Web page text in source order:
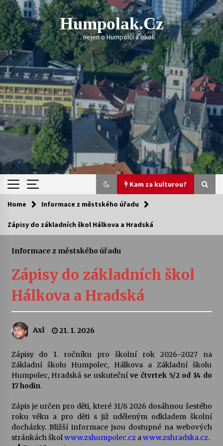
Skip
to
content
Humpolak.cz
. . . . . nejen o Humpolci a okolí
Kam za kulturou?
Kam za kulturou?
Sukuba Ensemble
kapkou
Veselí muzikanti
Pozvánka na integrační festival Quijotova
Letní koncerty ve Stromovce: Kolchoz a
Jenakaši
28. 7. 2026
Home Informace z městského úřadu
Zápisy do základních škol Hálkova a Hradská
Informace z městského úřadu
Zápisy do základních škol
Hálkova a Hradská
Axl 21. 1. 2026
Zápisy do 1. ročníku pro školní rok 2026–2027 na
Základní školu Humpolec, Hálkova a Základní školu
Humpolec, Hradská se uskutečníve čtvrtek 5/2 od 14 do
17 hodin.
Zápis je určen pro děti, které 31/8 2026 dosáhnou šestého
roku věku a pro děti s již uděleným odkladem školní
docházky. Bližší informace jsou dostupné na webových
stránkách školwww.zshumpolec.czawww.zshradska.cz.